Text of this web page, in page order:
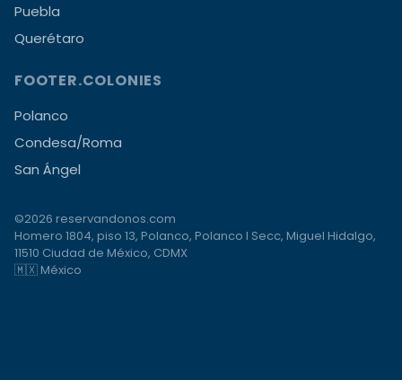
Puebla
Querétaro
FOOTER.COLONIES
Polanco
Condesa/Roma
San Ángel
©2026 reservandonos.com
Homero 1804, piso 13, Polanco, Polanco I Secc, Miguel Hidalgo,
11510 Ciudad de México, CDMX
🇲🇽 México